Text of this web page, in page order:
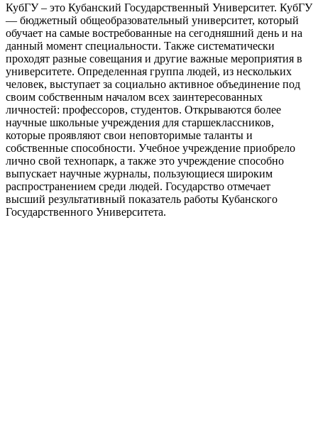
КубГУ – это Кубанский Государственный Университет. КубГУ
— бюджетный общеобразовательный университет, который
обучает на самые востребованные на сегодняшний день и на
данный момент специальности. Также систематически
проходят разные совещания и другие важные мероприятия в
университете. Определенная группа людей, из нескольких
человек, выступает за социально активное объединение под
своим собственным началом всех заинтересованных
личностей: профессоров, студентов. Открываются более
научные школьные учреждения для старшеклассников,
которые проявляют свои неповторимые таланты и
собственные способности. Учебное учреждение приобрело
лично свой технопарк, а также это учреждение способно
выпускает научные журналы, пользующиеся широким
распространением среди людей. Государство отмечает
высший результативный показатель работы Кубанского
Государственного Университета.